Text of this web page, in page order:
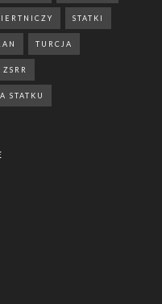
STATKI
TURCJA
ZSRR
STATKU